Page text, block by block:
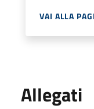
VAI ALLA
Allegati